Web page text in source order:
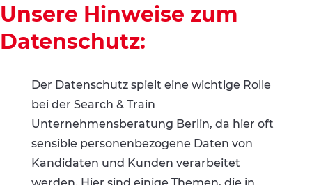
Unsere Hinweise zum
Datenschutz:
Der Datenschutz spielt eine wichtige Rolle
bei der Search & Train
Unternehmensberatung Berlin, da hier oft
sensible personenbezogene Daten von
Kandidaten und Kunden verarbeitet